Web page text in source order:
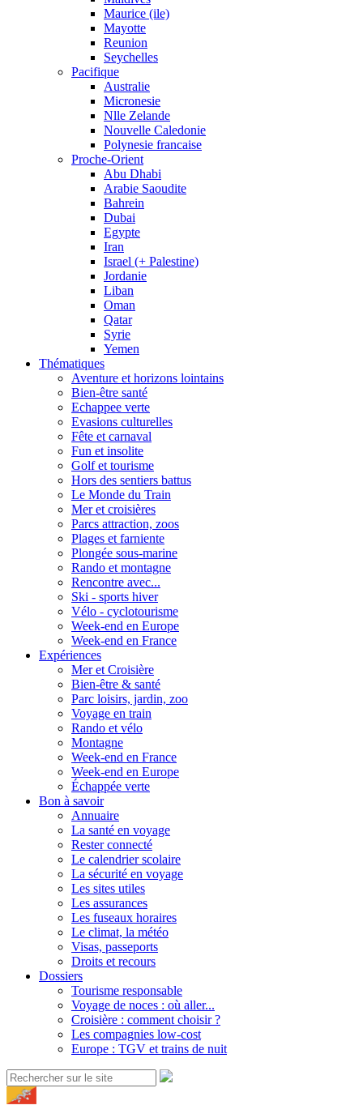
Maurice (ile)
Mayotte
Reunion
Seychelles
Pacifique
Australie
Micronesie
Nlle Zelande
Nouvelle Caledonie
Polynesie francaise
Proche-Orient
Abu Dhabi
Arabie Saoudite
Bahrein
Dubai
Egypte
Iran
Israel (+ Palestine)
Jordanie
Liban
Oman
Qatar
Syrie
Yemen
Thématiques
Aventure et horizons lointains
Bien-être santé
Echappee verte
Evasions culturelles
Fête et carnaval
Fun et insolite
Golf et tourisme
Hors des sentiers battus
Le Monde du Train
Mer et croisières
Parcs attraction, zoos
Plages et farniente
Plongée sous-marine
Rando et montagne
Rencontre avec...
Ski - sports hiver
Vélo - cyclotourisme
Week-end en Europe
Week-end en France
Expériences
Mer et Croisière
Bien-être & santé
Parc loisirs, jardin, zoo
Voyage en train
Rando et vélo
Montagne
Week-end en France
Week-end en Europe
Échappée verte
Bon à savoir
Annuaire
La santé en voyage
Rester connecté
Le calendrier scolaire
La sécurité en voyage
Les sites utiles
Les assurances
Les fuseaux horaires
Le climat, la météo
Visas, passeports
Droits et recours
Dossiers
Tourisme responsable
Voyage de noces : où aller...
Croisière : comment choisir ?
Les compagnies low-cost
Europe : TGV et trains de nuit